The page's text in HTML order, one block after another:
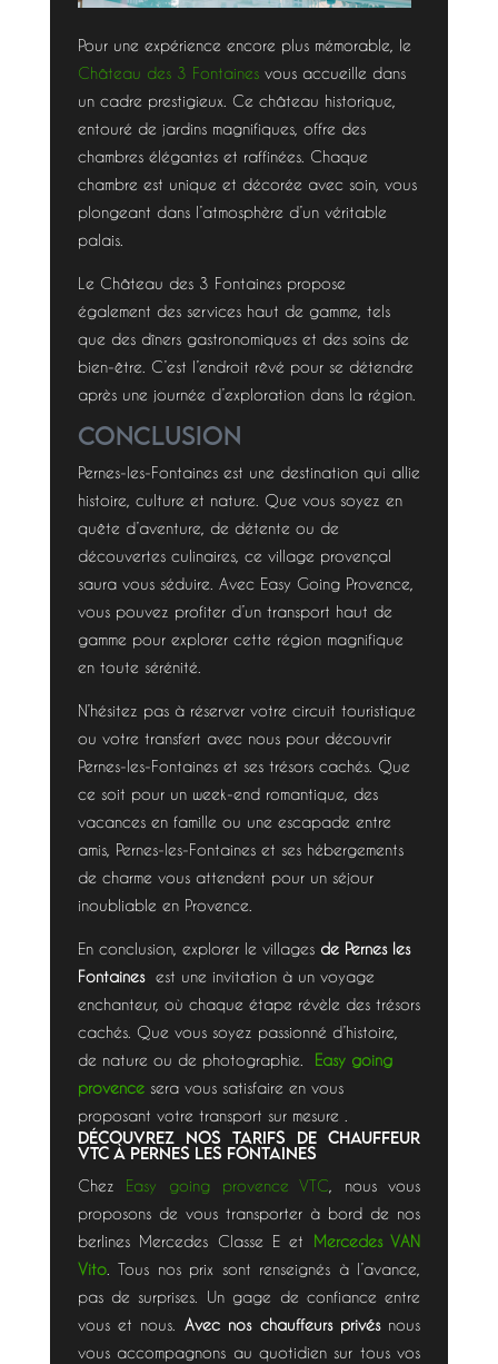
Pour une expérience encore plus mémorable, le
Château des 3 Fontainesvous accueille dans
un cadre prestigieux. Ce château historique,
entouré de jardins magnifiques, offre des
chambres élégantes et raffinées. Chaque
chambre est unique et décorée avec soin, vous
plongeant dans l’atmosphère d’un véritable
palais.
Le Château des 3 Fontaines propose
également des services haut de gamme, tels
que des dîners gastronomiques et des soins de
bien-être. C’est l’endroit rêvé pour se détendre
après une journée d’exploration dans la région.
Conclusion
Pernes-les-Fontaines est une destination qui allie
histoire, culture et nature. Que vous soyez en
quête d’aventure, de détente ou de
découvertes culinaires, ce village provençal
saura vous séduire. Avec Easy Going Provence,
vous pouvez profiter d’un transport haut de
gamme pour explorer cette région magnifique
en toute sérénité.
N’hésitez pas à réserver votre circuit touristique
ou votre transfert avec nous pour découvrir
Pernes-les-Fontaines et ses trésors cachés. Que
ce soit pour un week-end romantique, des
vacances en famille ou une escapade entre
amis, Pernes-les-Fontaines et ses hébergements
de charme vous attendent pour un séjour
inoubliable en Provence.
En conclusion, explorer le villages de Pernes les
Fontaines est une invitation à un voyage
enchanteur, où chaque étape révèle des trésors
cachés. Que vous soyez passionné d’histoire,
de nature ou de photographie. Easy going
provencesera vous satisfaire en vous
proposant votre transport sur mesure .
Découvrez nos tarifs de chauffeur
VTC à Pernes les Fontaines
Chez Easy going provence VTC , nous vous
proposons de vous transporter à bord de nos
berlines Mercedes Classe E et Mercedes VAN
Vito. Tous nos prix sont renseignés à l’avance,
pas de surprises. Un gage de confiance entre
vous et nous. Avec nos chauffeurs privésnous
vous accompagnons au quotidien sur tous vos